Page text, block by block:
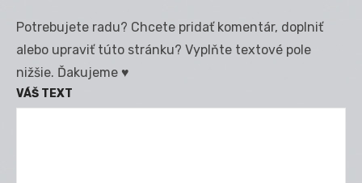
Potrebujete radu? Chcete pridať komentár, doplniť
alebo upraviť túto stránku? Vyplňte textové pole
nižšie. Ďakujeme ♥
VÁŠ TEXT